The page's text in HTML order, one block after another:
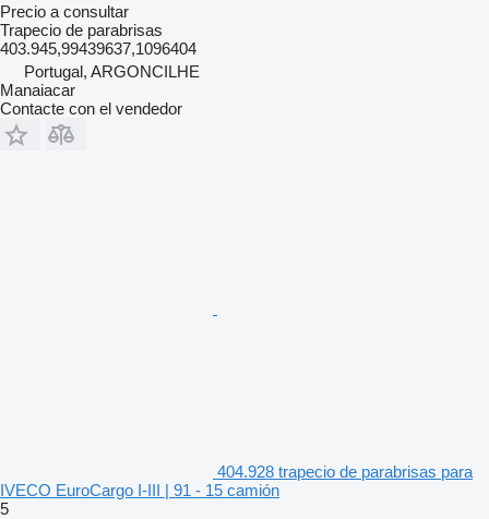
Precio a consultar
Trapecio de parabrisas
403.945,99439637,1096404
Portugal, ARGONCILHE
Manaiacar
Contacte con el vendedor
404.928 trapecio de parabrisas para
IVECO EuroCargo I-III | 91 - 15 camión
5